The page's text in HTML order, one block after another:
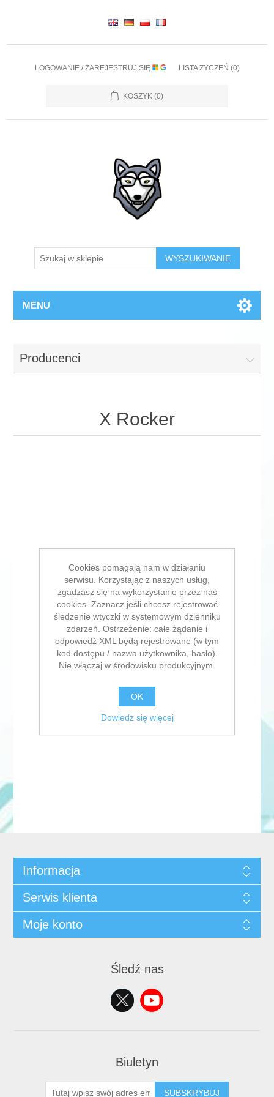
LOGOWANIE / ZAREJESTRUJ SIĘ LISTA ŻYCZEŃ (0)
KOSZYK (0)
WYSZUKIWANIE
MENU
Producenci
X Rocker
Informacja
Serwis klienta
Moje konto
Śledź nas
Biuletyn
SUBSKRYBUJ
Cookies pomagają nam w działaniu
serwisu. Korzystając z naszych usług,
zgadzasz się na wykorzystanie przez nas
cookies. Zaznacz jeśli chcesz rejestrować
śledzenie wtyczki w systemowym dzienniku
zdarzeń. Ostrzeżenie: całe żądanie i
odpowiedź XML będą rejestrowane (w tym
kod dostępu / nazwa użytkownika, hasło).
Nie włączaj w środowisku produkcyjnym.
OK
Dowiedz się więcej